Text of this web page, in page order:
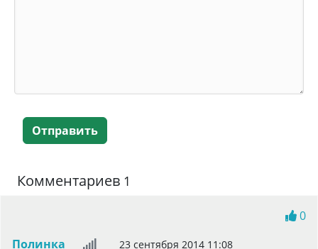
Отправить
Комментариев 1
0
Полинка
23 сентября 2014 11:08